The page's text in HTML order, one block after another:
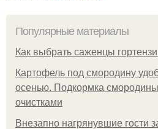
Популярные материалы
Как выбрать саженцы
Картофель под смородину
осенью. Подкормка
очистками
Внезапно нагрянувшие гости